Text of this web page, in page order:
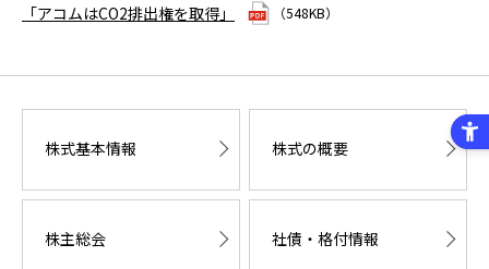
「アコムはCO2排出権を取得」 （548KB）
株式基本情報 株式の概要
株主総会 社債・格付情報